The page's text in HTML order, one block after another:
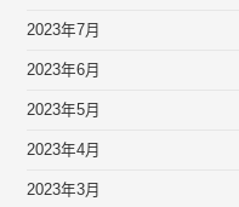
2023年7月
2023年6月
2023年5月
2023年4月
2023年3月